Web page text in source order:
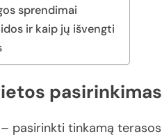
sprendimai
ir kaip jų išvengti
pasirinkimas
pasirinkti tinkamą terasos